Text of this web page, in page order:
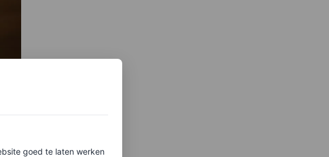
goed te laten werken